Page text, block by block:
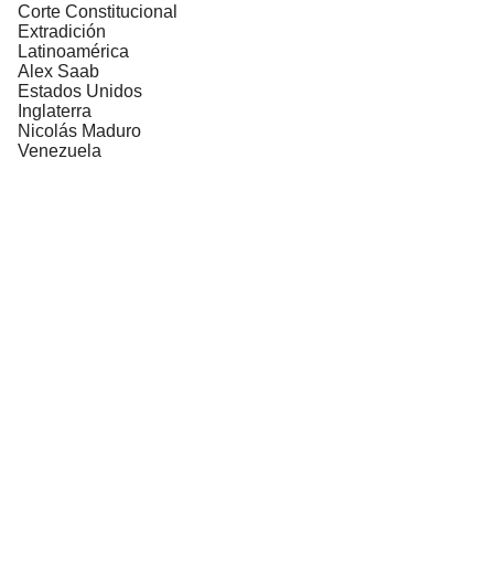
Corte Constitucional
Extradición
Latinoamérica
Alex Saab
Estados Unidos
Inglaterra
Nicolás Maduro
Venezuela